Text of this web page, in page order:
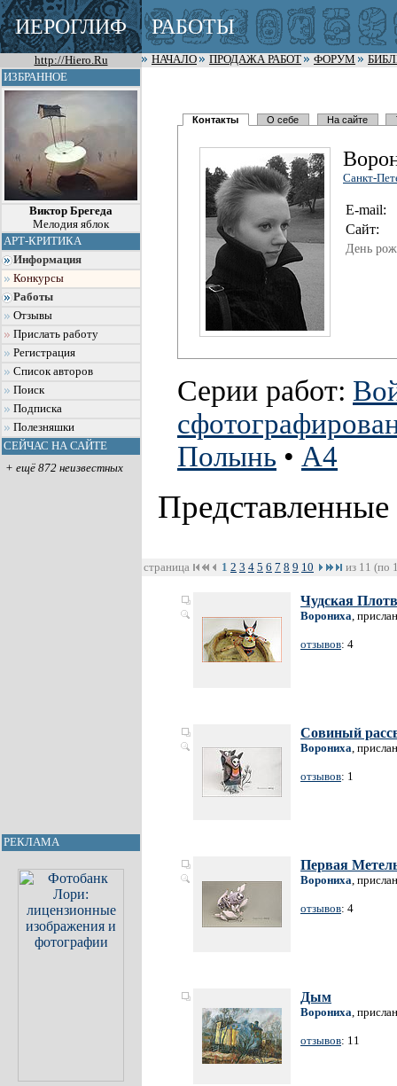
ИЕРОГЛИФ РАБОТЫ
http://Hiero.Ru НАЧАЛО ПРОДАЖА РАБОТ ФОРУМ
ИЗБРАННОЕ
Виктор Брегеда
Мелодия яблок
АРТ-КРИТИКА
Информация
Конкурсы
Работы
Отзывы
Прислать работу
Регистрация
Список авторов
Поиск
Подписка
Полезняшки
СЕЙЧАС НА САЙТЕ
+ ещё 872 неизвестных
РЕКЛАМА
Контакты О себе На сайте
Санкт-
E-mail:
Сайт:
День
Серии работ:
Полынь • А4
страница 1 2 3 4 5 6 7 8 9 10 из 11 (по
Чудская
Ворониха,
отзывов: 4
Совиный
Ворониха,
отзывов: 1
Первая
Ворониха,
отзывов: 4
Дым
Ворониха,
отзывов: 11